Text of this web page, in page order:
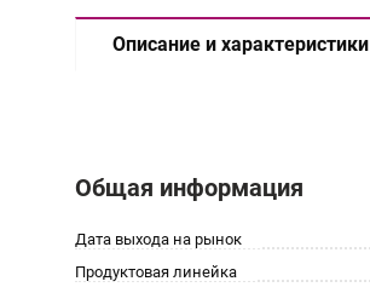
Описание и характеристики
Общая информация
Дата выхода на рынок
Продуктовая линейка